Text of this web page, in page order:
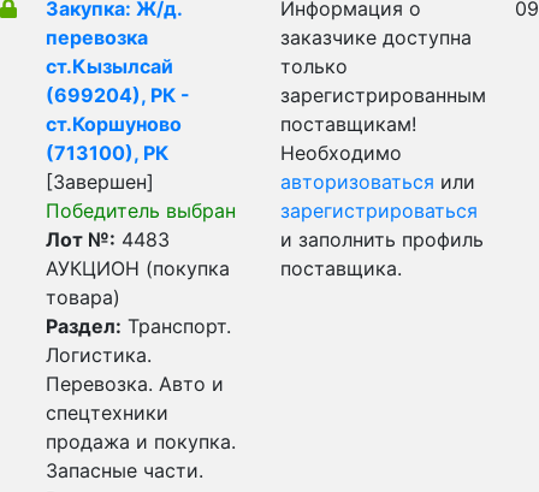
Закупка: Ж/д.
перевозка
ст.Кызылсай
(699204), РК -
ст.Коршуново
(713100), РК
[Завершен]
Победитель выбран
Лот №: 4483
АУКЦИОН (покупка
товара)
Раздел: Транспорт.
Логистика.
Перевозка. Авто и
спецтехники
продажа и покупка.
Запасные части.
Информация о
заказчике доступна
только
зарегистрированным
поставщикам!
Необходимо
авторизоваться или
зарегистрироваться
и заполнить профиль
поставщика.